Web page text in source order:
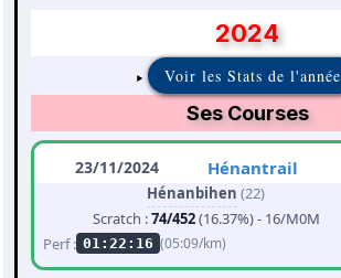
2024
Voir les Stats de l'année
Ses Courses
23/11/2024 Hénantrail
Hénanbihen (22)
Scratch :74/452(16.37%) - 16/M0M
Perf : 01:22:16 (05:09/km)